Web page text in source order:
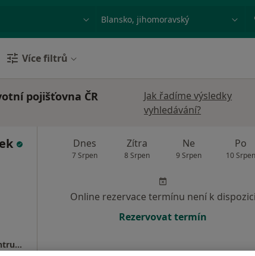
Více filtrů
pojišťovna ČR
Jak řadíme výsledky
vyhledávání?
MEDAPO.cz, s.r.o - ortopedická ambulance (Centrum lékařské péče, 1.NP)
Dnes
7 Srpen
Zítra
8 Srpen
Ne
9 Srpen
Po
10 Srpen
Online rezervace termínu není k dispozici
Rezervovat termín